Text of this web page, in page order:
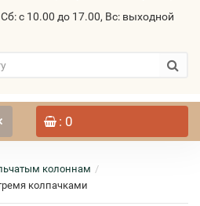
с 10.00 до 17.00, Вс: выходной
: 0
колоннам
колпачками